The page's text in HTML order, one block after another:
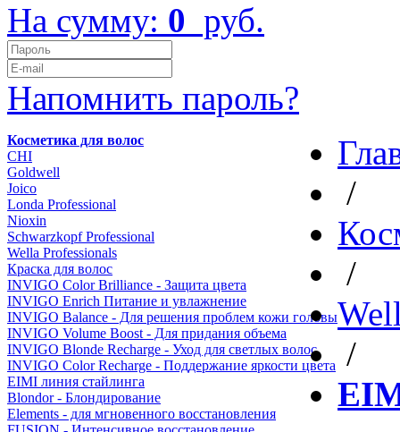
На сумму: 0 руб.
Напомнить пароль?
Косметика для волос
CHI
Goldwell
Joico
Londa Professional
Nioxin
Schwarzkopf Professional
Wella Professionals
Краска для волос
INVIGO Color Brilliance - Защита цвета
INVIGO Enrich Питание и увлажнение
INVIGO Balance - Для решения проблем кожи головы
INVIGO Volume Boost - Для придания объема
INVIGO Blonde Recharge - Уход для светлых волос
INVIGO Color Recharge - Поддержание яркости цвета
EIMI линия стайлинга
Blondor - Блондирование
Elements - для мгновенного восстановления
/
/
/